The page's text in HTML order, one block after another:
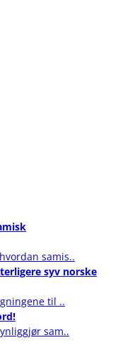
samis..
syv norske
til ..
sam..